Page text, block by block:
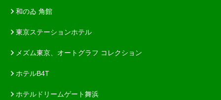
和のゐ 角館
東京ステーションホテル
メズム東京、オートグラフ コレクション
ホテルB4T
ホテルドリームゲート舞浜